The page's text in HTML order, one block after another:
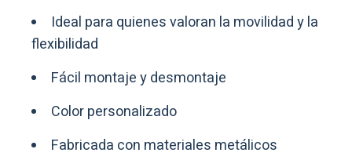
Ideal para quienes valoran la movilidad y la
flexibilidad
Fácil montaje y desmontaje
Color personalizado
Fabricada con materiales metálicos